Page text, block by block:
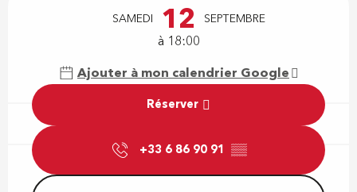
SAMEDI 12 SEPTEMBRE
à 18:00
Ajouter à mon calendrier Google
Réserver
+33 6 86 90 91 ▒▒